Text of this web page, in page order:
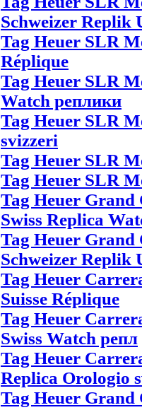
Schweizer Replik
Tag Heuer SLR
Réplique
Tag Heuer SLR
Watch реплики
Tag Heuer SLR
svizzeri
Tag Heuer SLR
Tag Heuer SLR
Tag Heuer
Swiss Replica
Tag Heuer
Schweizer Replik
Tag Heuer
Suisse Réplique
Tag Heuer
Swiss Watch репл
Tag Heuer
Replica Orologio
Tag Heuer